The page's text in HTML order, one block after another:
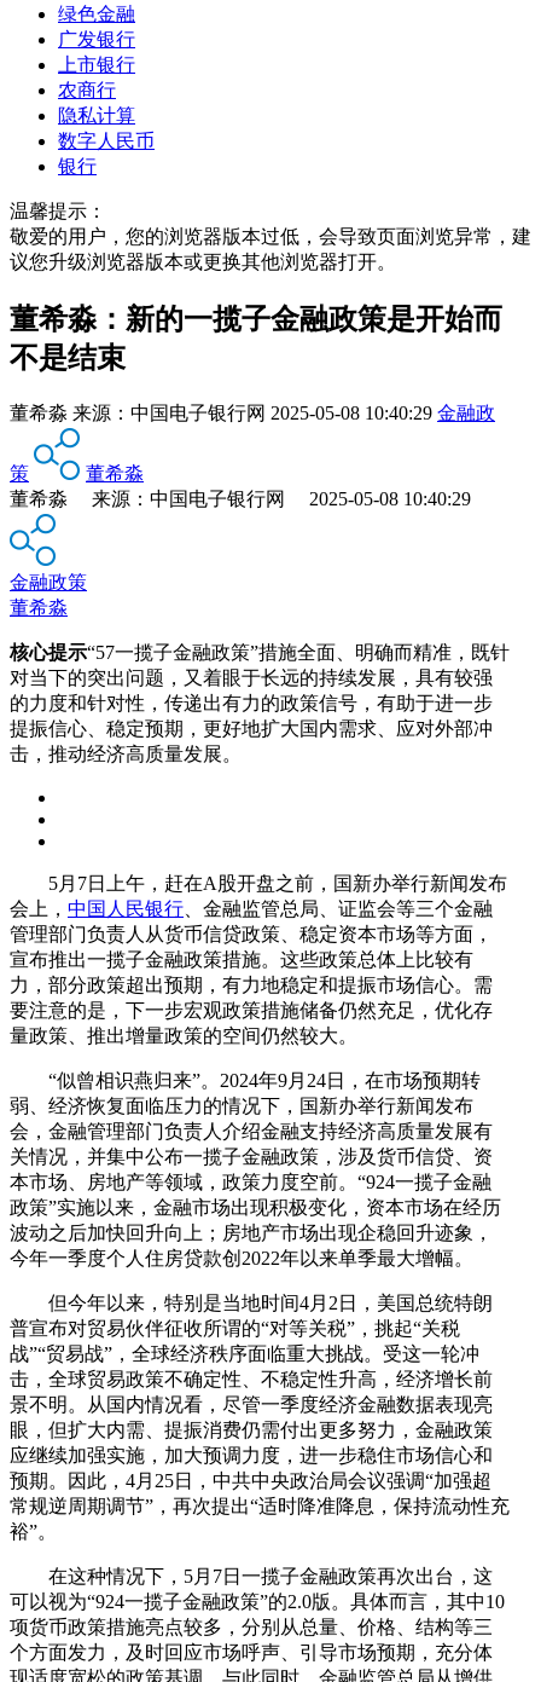
绿色金融
广发银行
上市银行
农商行
隐私计算
数字人民币
银行
温馨提示：
敬爱的用户，您的浏览器版本过低，会导致页面浏览异常，建
议您升级浏览器版本或更换其他浏览器打开。
董希淼：新的一揽子金融政策是开始而
不是结束
董希淼 来源： 中国电子银行网 2025-05-08 10:40:29 金融政
策
董希淼
董希淼 来源：中国电子银行网 2025-05-08 10:40:29
金融政策
董希淼
核心提示“57一揽子金融政策”措施全面、明确而精准，既针
对当下的突出问题，又着眼于长远的持续发展，具有较强
的力度和针对性，传递出有力的政策信号，有助于进一步
提振信心、稳定预期，更好地扩大国内需求、应对外部冲
击，推动经济高质量发展。
5月7日上午，赶在A股开盘之前，国新办举行新闻发布
会上， 中国人民银行 、金融监管总局、证监会等三个金融
管理部门负责人从货币信贷政策、稳定资本市场等方面，
宣布推出一揽子金融政策措施。这些政策总体上比较有
力，部分政策超出预期，有力地稳定和提振市场信心。需
要注意的是，下一步宏观政策措施储备仍然充足，优化存
量政策、推出增量政策的空间仍然较大。
“似曾相识燕归来”。2024年9月24日，在市场预期转
弱、经济恢复面临压力的情况下，国新办举行新闻发布
会，金融管理部门负责人介绍金融支持经济高质量发展有
关情况，并集中公布一揽子金融政策，涉及货币信贷、资
本市场、房地产等领域，政策力度空前。“924一揽子金融
政策”实施以来，金融市场出现积极变化，资本市场在经历
波动之后加快回升向上；房地产市场出现企稳回升迹象，
今年一季度个人住房贷款创2022年以来单季最大增幅。
但今年以来，特别是当地时间4月2日，美国总统特朗
普宣布对贸易伙伴征收所谓的“对等关税”，挑起“关税
战”“贸易战”，全球经济秩序面临重大挑战。受这一轮冲
击，全球贸易政策不确定性、不稳定性升高，经济增长前
景不明。从国内情况看，尽管一季度经济金融数据表现亮
眼，但扩大内需、提振消费仍需付出更多努力，金融政策
应继续加强实施，加大预调力度，进一步稳住市场信心和
预期。因此，4月25日，中共中央政治局会议强调“加强超
常规逆周期调节”，再次提出“适时降准降息，保持流动性充
裕”。
在这种情况下，5月7日一揽子金融政策再次出台，这
可以视为“924一揽子金融政策”的2.0版。具体而言，其中10
项货币政策措施亮点较多，分别从总量、价格、结构等三
个方面发力，及时回应市场呼声、引导市场预期，充分体
现适度宽松的政策基调。与此同时，金融监管总局从增供